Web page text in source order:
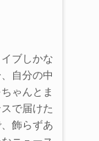
ブしかな
自分の中
ゃんとま
で届けた
飾らずあ